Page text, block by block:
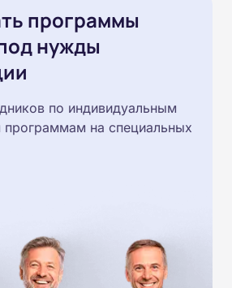
программы
нужды
по индивидуальным
программам на специальных